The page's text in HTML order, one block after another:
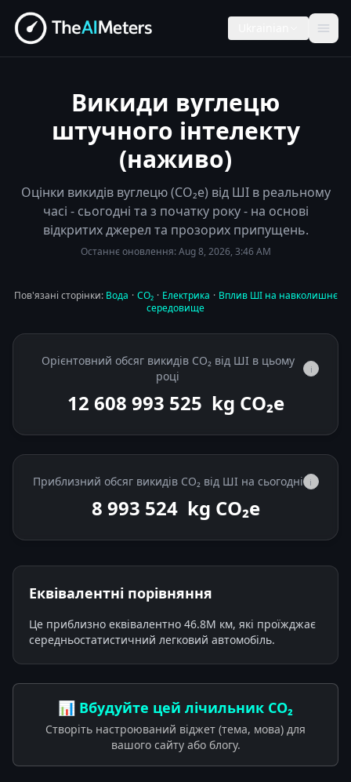
Викиди вуглецю
штучного інтелекту
(наживо)
Оцінки викидів вуглецю (CO₂e) від ШІ в реальному
часі - сьогодні та з початку року - на основі
відкритих джерел та прозорих припущень.
Останнє оновлення:Aug 8, 2026, 3:46 AM
Пов'язані сторінки: Вода · CO₂ · Електрика · Вплив ШІ на навколишнє
середовище
Орієнтовний обсяг викидів CO₂ від ШІ в цьому
році
i
12 608 993 636 kg CO₂e
Приблизний обсяг викидів CO₂ від ШІ на сьогодні i
8 993 636 kg CO₂e
Еквівалентні порівняння
Це приблизно еквівалентно 46.8M км, які проїжджає
середньостатистичний легковий автомобіль.
📊 Вбудуйте цей лічильник CO₂
Створіть настроюваний віджет (тема, мова) для
вашого сайту або блогу.